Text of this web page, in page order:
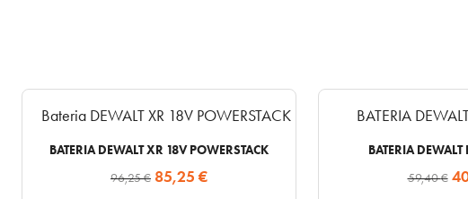
BATERIA DEWALT XR 18V POWERSTACK
96,25€ O
85,25€O
BATERIA
59,40€ O